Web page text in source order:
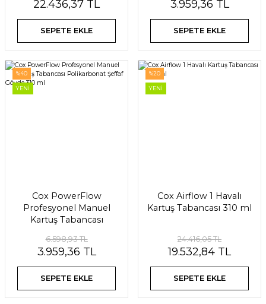
22.436,37 TL
SEPETE EKLE
3.959,36 TL
SEPETE EKLE
%40
YENİ
Cox PowerFlow
Profesyonel Manuel
Kartuş Tabancası
Gövde 310 ml
6.598,93 TL
3.959,36 TL
SEPETE EKLE
%20
YENİ
Cox Airflow 1 Havalı
Kartuş Tabancası 310 ml
24.416,05 TL
19.532,84 TL
SEPETE EKLE